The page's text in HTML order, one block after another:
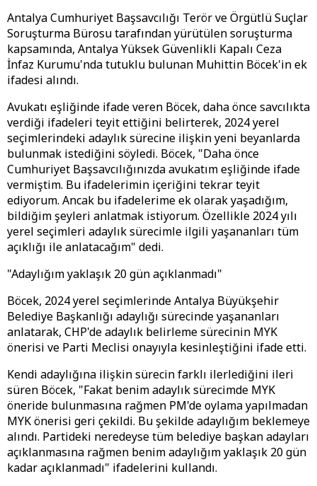
Antalya Cumhuriyet Başsavcılığı Terör ve Örgütlü Suçlar
Soruşturma Bürosu tarafından yürütülen soruşturma
kapsamında, Antalya Yüksek Güvenlikli Kapalı Ceza
İnfaz Kurumu'nda tutuklu bulunan Muhittin Böcek'in ek
ifadesi alındı.
Avukatı eşliğinde ifade veren Böcek, daha önce savcılıkta
verdiği ifadeleri teyit ettiğini belirterek, 2024 yerel
seçimlerindeki adaylık sürecine ilişkin yeni beyanlarda
bulunmak istediğini söyledi. Böcek, "Daha önce
Cumhuriyet Başsavcılığınızda avukatım eşliğinde ifade
vermiştim. Bu ifadelerimin içeriğini tekrar teyit
ediyorum. Ancak bu ifadelerime ek olarak yaşadığım,
bildiğim şeyleri anlatmak istiyorum. Özellikle 2024 yılı
yerel seçimleri adaylık sürecimle ilgili yaşananları tüm
açıklığı ile anlatacağım" dedi.
"Adaylığım yaklaşık 20 gün açıklanmadı"
Böcek, 2024 yerel seçimlerinde Antalya Büyükşehir
Belediye Başkanlığı adaylığı sürecinde yaşananları
anlatarak, CHP'de adaylık belirleme sürecinin MYK
önerisi ve Parti Meclisi onayıyla kesinleştiğini ifade etti.
Kendi adaylığına ilişkin sürecin farklı ilerlediğini ileri
süren Böcek, "Fakat benim adaylık sürecimde MYK
öneride bulunmasına rağmen PM'de oylama yapılmadan
MYK önerisi geri çekildi. Bu şekilde adaylığım beklemeye
alındı. Partideki neredeyse tüm belediye başkan adayları
açıklanmasına rağmen benim adaylığım yaklaşık 20 gün
kadar açıklanmadı" ifadelerini kullandı.